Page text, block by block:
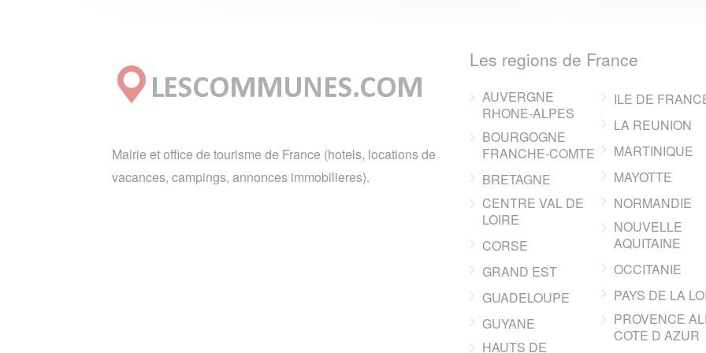
Mairie et office de tourisme de France (hotels, locations de
vacances, campings, annonces immobilieres).
Les regions de France
AUVERGNE
RHONE-ALPES
BOURGOGNE
FRANCHE-COMTE
BRETAGNE
CENTRE VAL DE
LOIRE
CORSE
GRAND EST
GUADELOUPE
GUYANE
HAUTS DE
ILE DE
LA REUNION
MARTINIQUE
MAYOTTE
NORMANDIE
NOUVELLE
AQUITAINE
OCCITANIE
PAYS DE LA
PROVENCE
COTE D AZUR